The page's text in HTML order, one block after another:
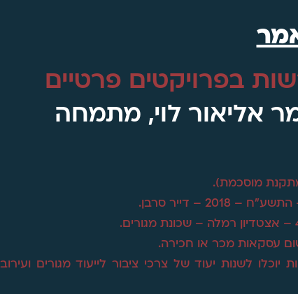
בפרויקטים פרטיים
אליאור לוי, מתמחה
עסקאות מכר או חכירה.
לשנות יעוד של צרכי ציבור לייעוד מגורים ועירוב